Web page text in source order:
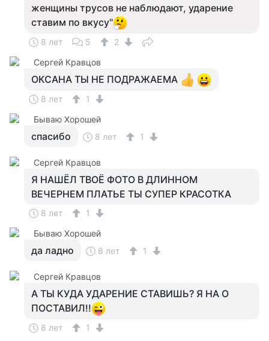
женщины трусов не наблюдают, ударение
ставим по вкусу"
8 лет 5
2
Сергей Кравцов
ОКСАНА ТЫ НЕ ПОДРАЖАЕМА
8 лет
1
Бываю Хорошей
спасибо 8 лет 1
Сергей Кравцов
Я НАШЁЛ ТВОЁ ФОТО В ДЛИННОМ
ВЕЧЕРНЕМ ПЛАТЬЕ ТЫ СУПЕР КРАСОТКА
8 лет
1
Бываю Хорошей
да ладно 8 лет 1
Сергей Кравцов
А ТЫ КУДА УДАРЕНИЕ СТАВИШЬ? Я НА О
ПОСТАВИЛ!!
8 лет 1